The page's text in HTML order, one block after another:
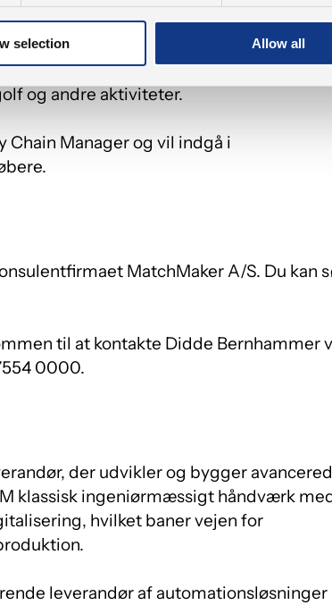
selection Allow all
igennem personaleforening og et
og andre aktiviteter.
Manager og vil indgå i
MatchMaker A/S. Du kan
til at kontakte Didde Bernhammer
0000.
der udvikler og bygger
klassisk ingeniørmæssigt håndværk
hvilket baner vejen for
leverandør af automationsløsninger